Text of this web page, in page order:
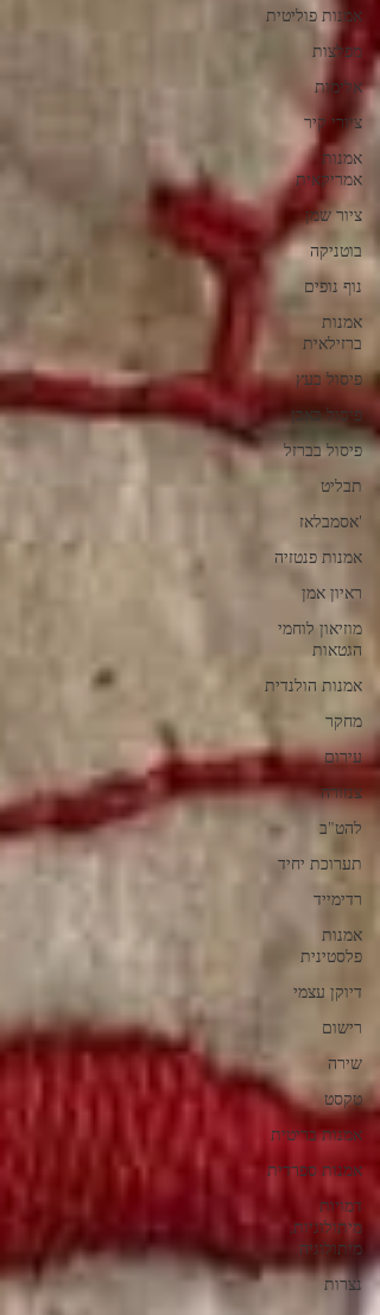
אמנות פוליטית
מפלצות
אלימות
ציורי קיר
אמנות
אמריקאית
ציור שמן
בוטניקה
נוף נופים
אמנות
ברזילאית
פיסול בעץ
פיסול באבן
פיסול בברזל
תבליט
'אסמבלאז
אמנות פנטזיה
ראיון אמן
מוזיאון לוחמי
הגטאות
אמנות הולנדית
מחקר
עירום
צנזורה
להט"ב
תערוכת יחיד
רדימייד
אמנות
פלסטינית
דיוקן עצמי
רישום
שירה
טקסט
אמנות בריטית
אמנות ספרדית
דמויות
מיתולוגיות,
מיתולוגיה
נצרות